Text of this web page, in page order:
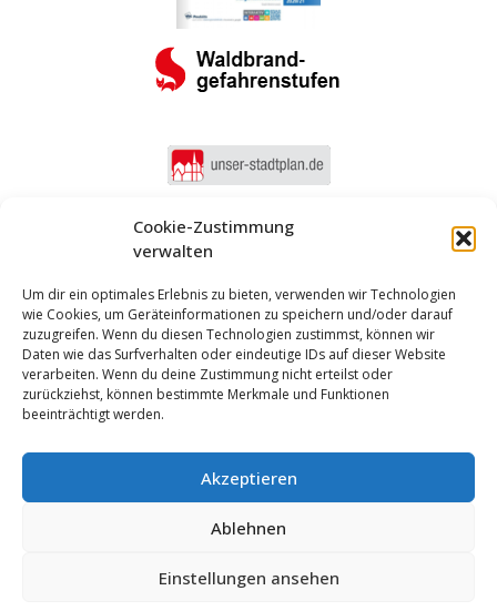
Cookie-Zustimmung
verwalten
Um dir ein optimales Erlebnis zu bieten, verwenden wir Technologien
wie Cookies, um Geräteinformationen zu speichern und/oder darauf
zuzugreifen. Wenn du diesen Technologien zustimmst, können wir
Daten wie das Surfverhalten oder eindeutige IDs auf dieser Website
verarbeiten. Wenn du deine Zustimmung nicht erteilst oder
zurückziehst, können bestimmte Merkmale und Funktionen
beeinträchtigt werden.
Akzeptieren
Ablehnen
Einstellungen ansehen
Anmelden
Barrierefreiheit
Nachrichten